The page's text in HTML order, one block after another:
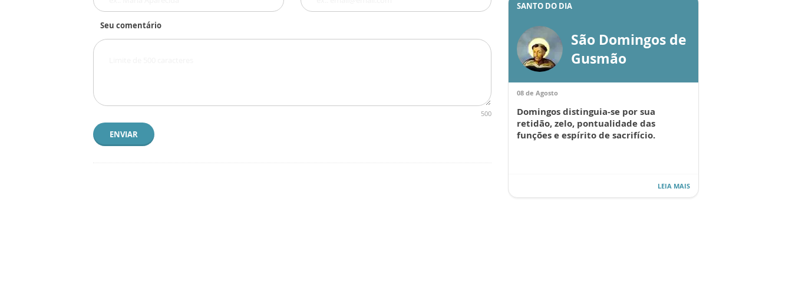
Seu comentário
500
ENVIAR
SANTO DO DIA
São Domingos de
Gusmão
08 de Agosto
Domingos distinguia-se por sua
retidão, zelo, pontualidade das
funções e espírito de sacrifício.
LEIA MAIS